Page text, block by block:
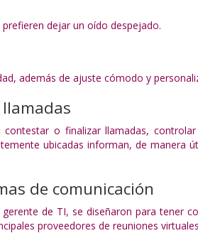
dejar un oído despejado.
además de ajuste cómodo y
o finalizar llamadas,
ubicadas informan, de manera
de comunicación
de TI, se diseñaron para tener
proveedores de reuniones